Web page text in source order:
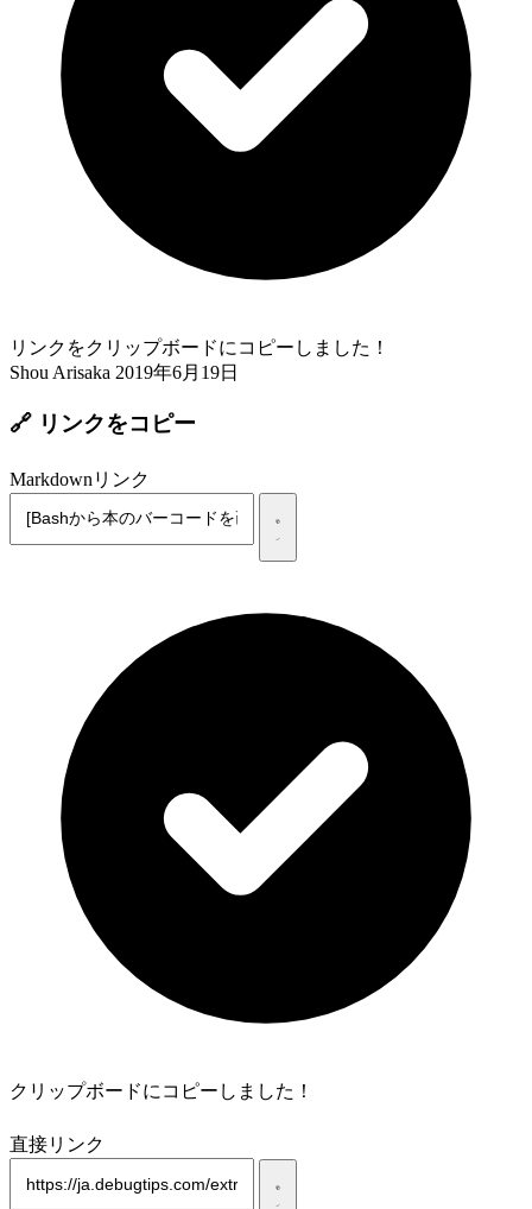
リンクをクリップボードにコピーしました！
Shou Arisaka 2019年6月19日
🔗 リンクをコピー
Markdownリンク
クリップボードにコピーしました！
直接リンク